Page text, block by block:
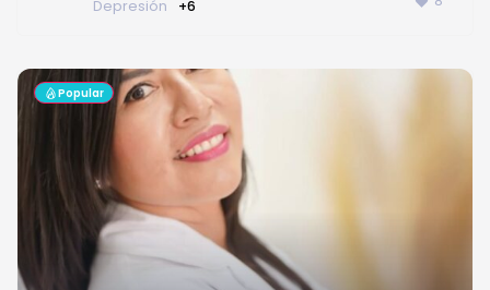
Depresión +6
Popular